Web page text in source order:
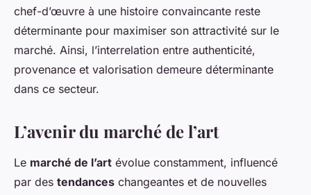
chef-d’œuvre à une histoire convaincante reste
déterminante pour maximiser son attractivité sur le
marché. Ainsi, l’interrelation entre authenticité,
provenance et valorisation demeure déterminante
dans ce secteur.
L’avenir du marché de l’art
Le marché de l’art évolue constamment, influencé
par des tendances changeantes et de nouvelles